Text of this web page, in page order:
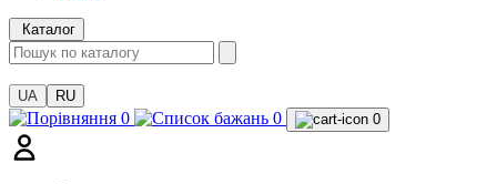
Каталог
UA RU
0 0 0